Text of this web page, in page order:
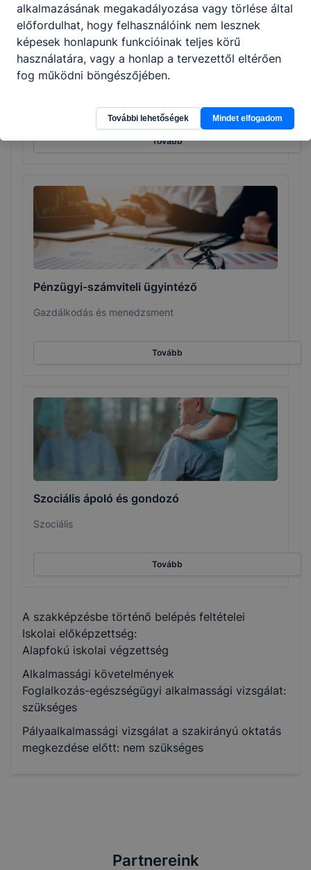
Gyakorló ápoló
Tovább
Pénzügyi-számviteli ügyintéző
Gazdálkodás és menedzsment
Tovább
Szociális ápoló és gondozó
Szociális
Tovább
A szakképzésbe történő belépés feltételei
Iskolai előképzettség:
Alapfokú iskolai végzettség
Alkalmassági követelmények
Foglalkozás-egészségügyi alkalmassági vizsgálat:
szükséges
Pályaalkalmassági vizsgálat a szakirányú oktatás
megkezdése előtt: nem szükséges
Partnereink
alkalmazásának megakadályozása vagy törlése által
előfordulhat, hogy felhasználóink nem lesznek
képesek honlapunk funkcióinak teljes körű
használatára, vagy a honlap a tervezettől eltérően
fog működni böngészőjében.
További lehetőségek Mindet elfogadom